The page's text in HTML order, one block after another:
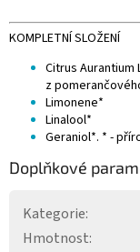
KOMPLETNÍ SLOŽENÍ
Citrus
z
Limonene*
Linalool*
Geraniol*. * -
Doplňkové
Kategorie:
Hmotnost: